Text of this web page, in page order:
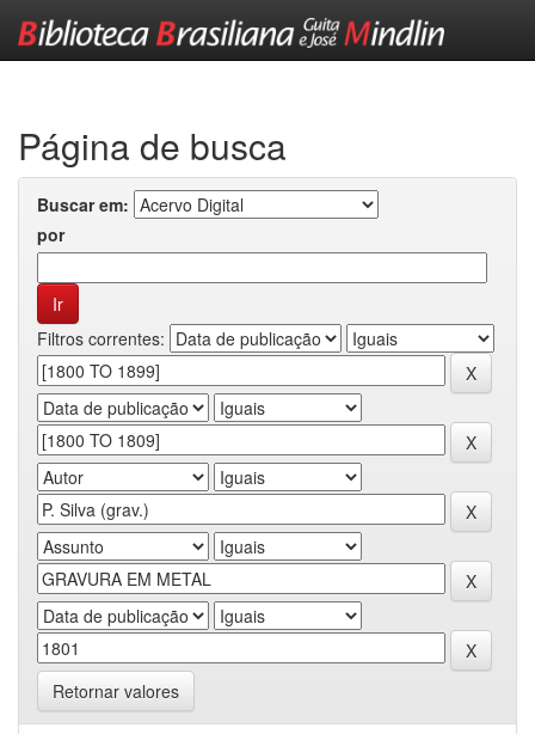
Página de busca
Buscar em:
por
Filtros correntes:
Retornar valores